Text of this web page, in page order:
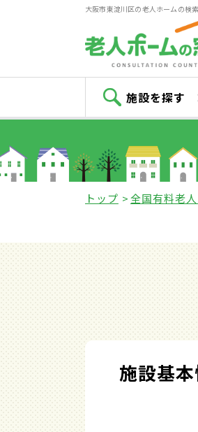
大阪市東淀川区の老人ホームの検
施設を探す
トップ 全国有料老
施設基